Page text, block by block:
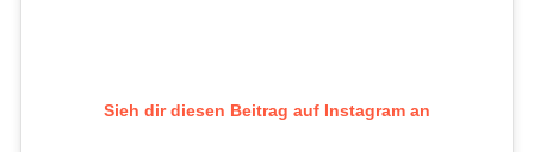
Sieh dir diesen Beitrag auf Instagram an